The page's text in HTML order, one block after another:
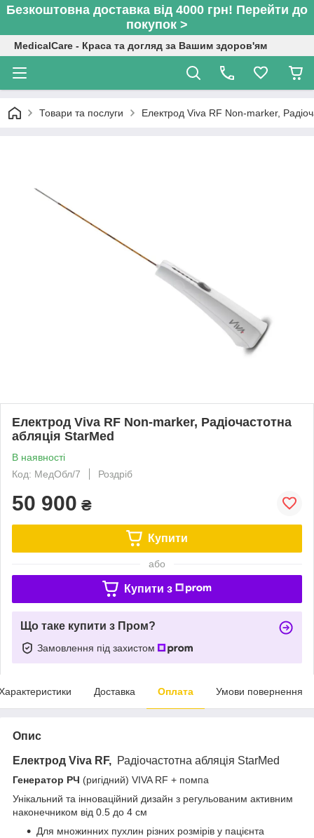
Безкоштовна доставка від 4000 грн! Перейти до
покупок >
MedicalCare - Краса та догляд за Вашим здоров'ям
Товари та послуги Електрод Viva RF Non-marker,
Електрод Viva RF Non-marker, Радіочастотна
абляція StarMed
В наявності
Код: МедОбл/7
Роздріб
50 900 ₴
Купити
або
Купити з
Що таке купити з Пром?
Замовлення під захистом
Доставка Оплата Умови повернення
Опис
Електрод Viva RF, Радіочастотна абляція StarMed
Генератор РЧ (ригідний) VIVA RF + помпа
Унікальний та інноваційний дизайн з регульованим активним
наконечником від 0.5 до 4 см
Для множинних пухлин різних розмірів у пацієнта